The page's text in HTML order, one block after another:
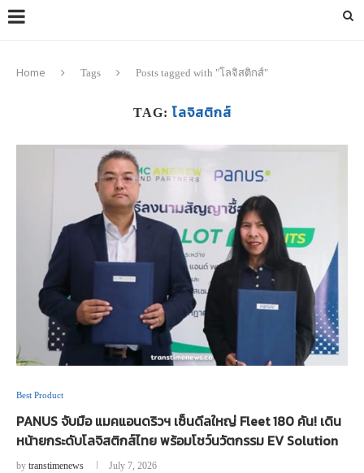
Home Tags Posts tagged with "โลจิสติกส์"
TAG: โลจิสติกส์
Best Product
PANUS จับมือ แมคแอนดริวฯ เซ็นดีลใหญ่ Fleet 180 คัน! เดิน
หน้ายกระดับโลจิสติกส์ไทย พร้อมโชว์นวัตกรรม EV Solution
by transtimenews July 7, 2026